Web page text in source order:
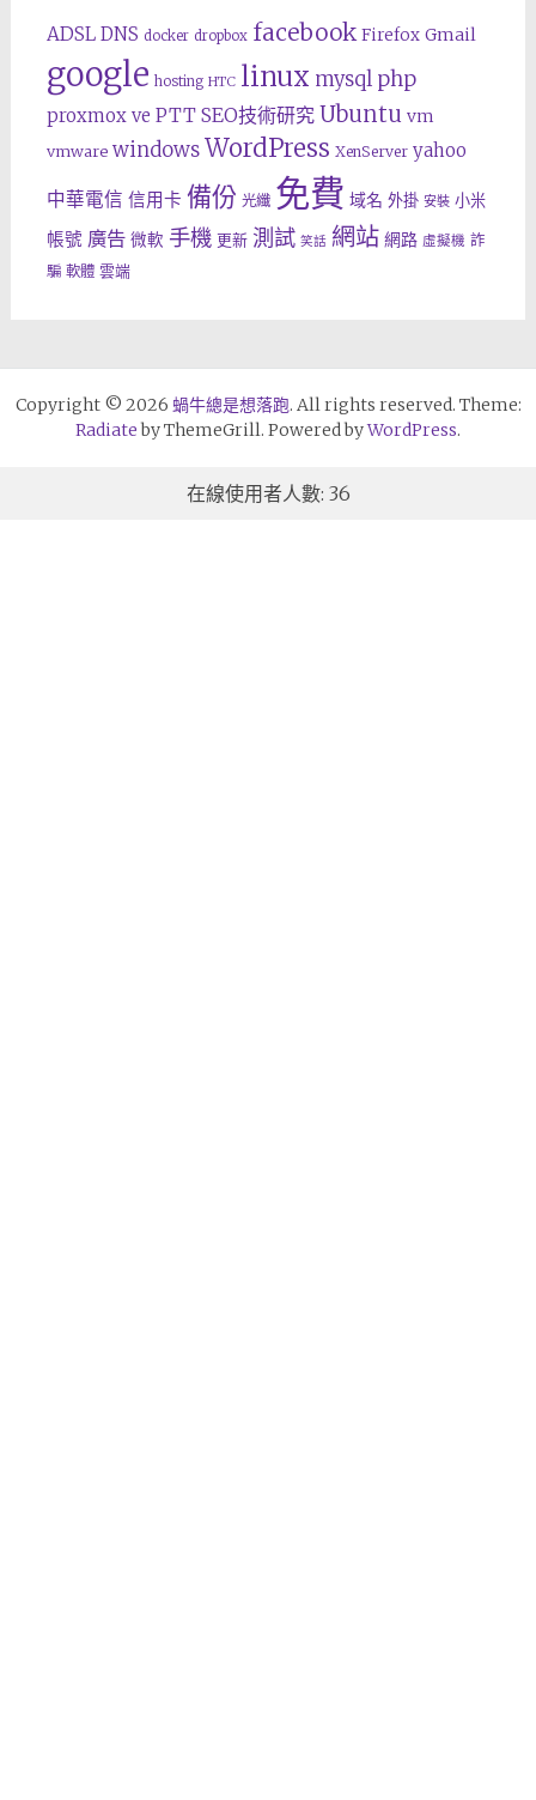
ADSL DNS docker dropbox facebook Firefox Gmail
google hosting HTC linux mysql php
proxmox ve PTT SEO技術研究 Ubuntu vm
vmware windows WordPress XenServer yahoo
中華電信 信用卡 備份 光纖 免費 域名 外掛 安裝 小米
帳號 廣告 微軟 手機 更新 測試 笑話 網站 網路 虛擬機 詐
騙 軟體 雲端
Copyright © 2026 蝸牛總是想落跑. All rights reserved. Theme:
Radiateby ThemeGrill. Powered byWordPress.
在線使用者人數: 36